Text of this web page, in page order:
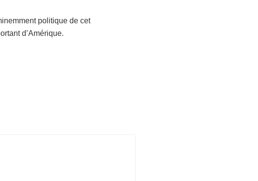
politique de cet
d’Amérique.